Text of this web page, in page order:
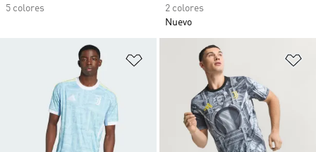
5 colores
2 colores
Nuevo
Añadir a la lista de deseos